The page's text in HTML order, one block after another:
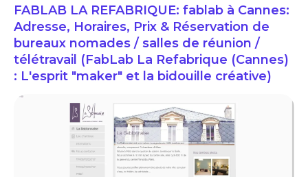
FABLAB LA REFABRIQUE: fablab à Cannes:
Adresse, Horaires, Prix & Réservation de
bureaux nomades / salles de réunion /
télétravail (FabLab La Refabrique (Cannes)
: L'esprit "maker" et la bidouille créative)